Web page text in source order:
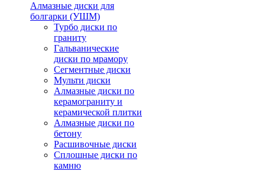
Алмазные диски для
болгарки (УШМ)
Турбо диски по
граниту
Гальванические
диски по мрамору
Сегментные диски
Мульти диски
Алмазные диски по
керамограниту и
керамической плитки
Алмазные диски по
бетону
Расшивочные диски
Сплошные диски по
камню